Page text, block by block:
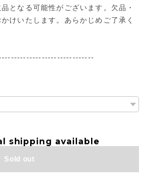
となる可能性がございます。欠品・
けいたします。あらかじめご了承く
shipping available
Sold out